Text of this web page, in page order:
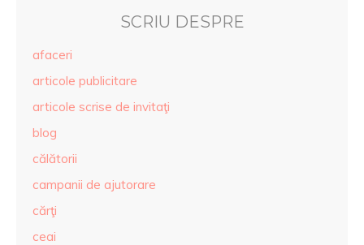
SCRIU DESPRE
afaceri
articole publicitare
articole scrise de invitaţi
blog
călătorii
campanii de ajutorare
cărţi
ceai